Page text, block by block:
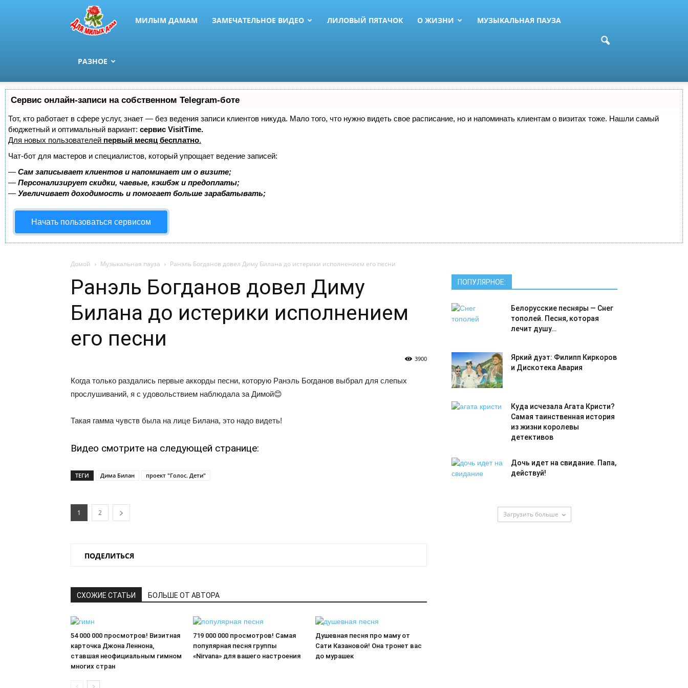
МИЛЫМ ДАМАМ ЗАМЕЧАТЕЛЬНОЕ ВИДЕО ЛИЛОВЫЙ ПЯТАЧОК О ЖИЗНИ МУЗЫКАЛЬНАЯ ПАУЗА
РАЗНОЕ
Сервис онлайн-записи на собственном Telegram-боте
Тот, кто работает в сфере услуг, знает — без ведения записи клиентов никуда. Мало того, что нужно видеть свое расписание, но и напоминать клиентам о визитах тоже. Нашли самый
бюджетный и оптимальный вариант: сервис VisitTime.
Для новых пользователей первый месяц бесплатно.
Чат-бот для мастеров и специалистов, который упрощает ведение записей:
— Сам записывает клиентов и напоминает им о визите;
— Персонализирует скидки, чаевые, кэшбэк и предоплаты;
— Увеличивает доходимость и помогает больше зарабатывать;
Начать пользоваться сервисом
Домой Музыкальная пауза Ранэль Богданов довел Диму Билана до истерики исполнением его песни
Ранэль Богданов довел Диму
Билана до истерики исполнением
его песни
3900
Когда только раздались первые аккорды песни, которую Ранэль Богданов выбрал для слепых
прослушиваний, я с удовольствием наблюдала за Димой😊
Такая гамма чувств была на лице Билана, это надо видеть!
Видео смотрите на следующей странице:
ТЕГИ Дима Билан проект "Голос. Дети"
1 2
ПОДЕЛИТЬСЯ
СХОЖИЕ СТАТЬИ БОЛЬШЕ ОТ АВТОРА
54 000 000 просмотров! Визитная
карточка Джона Леннона,
ставшая неофициальным гимном
многих стран
719 000 000 просмотров! Самая
популярная песня группы
«Nirvana» для вашего настроения
Душевная песня про маму от
Сати Казановой! Она тронет вас
до мурашек
ПОПУЛЯРНОЕ:
Белорусские песняры — Снег
тополей. Песня, которая
лечит душу…
Яркий дуэт: Филипп Киркоров
и Дискотека Авария
Куда исчезала Агата Кристи?
Самая таинственная история
из жизни королевы
детективов
Дочь идет на свидание. Папа,
действуй!
Загрузить больше